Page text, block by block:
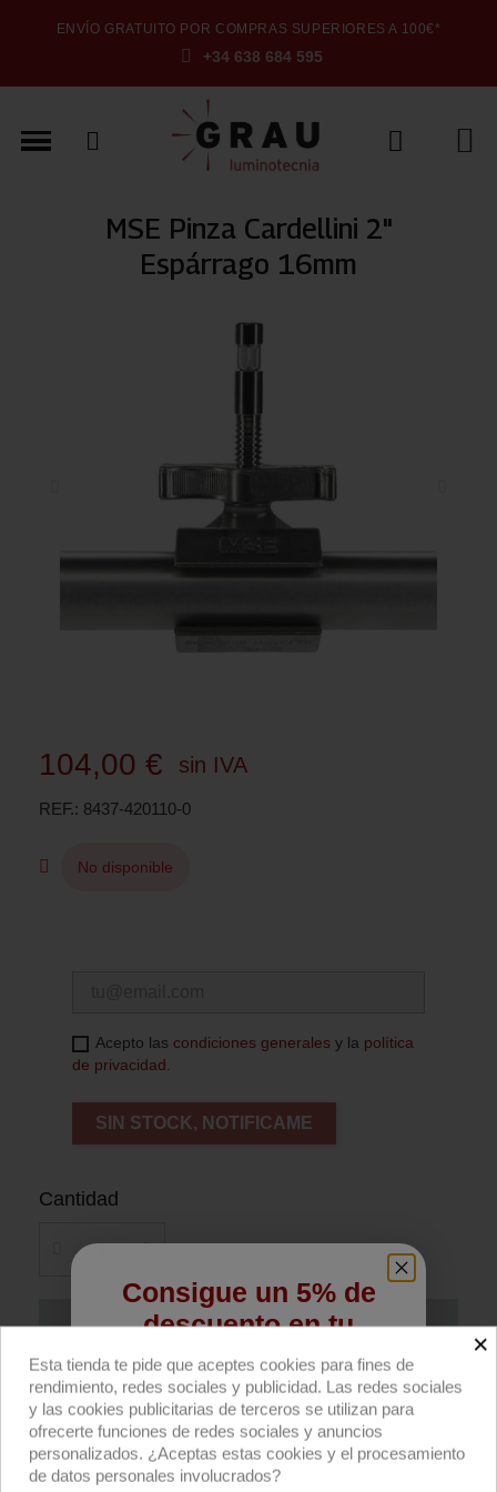
ENVÍO GRATUITO POR COMPRAS SUPERIORES A 100€*
+34 638 684 595
MSE Pinza Cardellini 2"
Espárrago 16mm
104,00 € sin IVA
REF. 8437-420110-0
No disponible
Acepto las condiciones generales y la política
de privacidad.
SIN STOCK, NOTIFICAME
Cantidad
Añadir al carrito
Compra ahora
Pinza Cardellini con espárrago 16mm en rosca
de Matthews (MSE).
×
Esta tienda te pide que aceptes cookies para fines de
rendimiento, redes sociales y publicidad. Las redes sociales
y las cookies publicitarias de terceros se utilizan para
ofrecerte funciones de redes sociales y anuncios
personalizados. ¿Aceptas estas cookies y el procesamiento
de datos personales involucrados?
Consigue un 5% de
descuento en tu
primera compra
Regístrate para recibir el descuento.
Email